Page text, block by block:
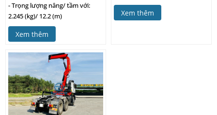
- Trọng lượng nâng/ tầm với:
2.245 (kg)/ 12.2 (m)
Xem thêm
Xem thêm